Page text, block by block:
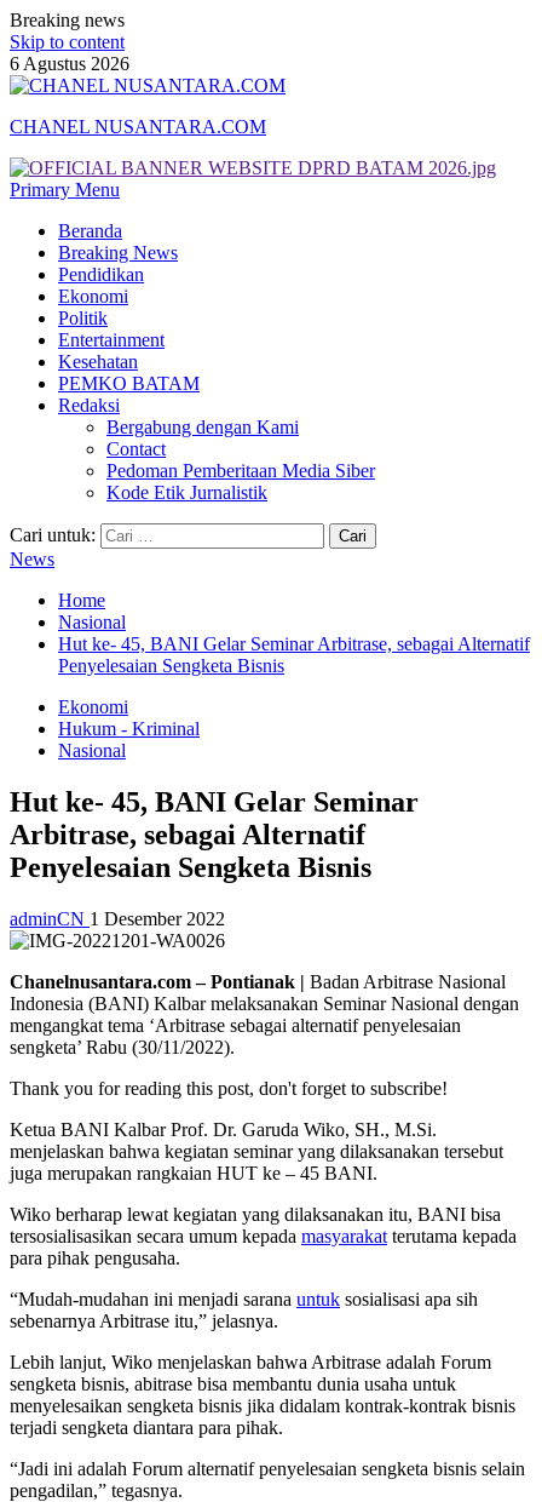
Breaking news
Skip to content
6 Agustus 2026
CHANEL NUSANTARA.COM
Primary Menu
Beranda
Breaking News
Pendidikan
Ekonomi
Politik
Entertainment
Kesehatan
PEMKO BATAM
Redaksi
Bergabung dengan Kami
Contact
Pedoman Pemberitaan Media Siber
Kode Etik Jurnalistik
Cari untuk:
News
Home
Nasional
Hut ke- 45, BANI Gelar Seminar Arbitrase, sebagai Alternatif
Penyelesaian Sengketa Bisnis
Ekonomi
Hukum - Kriminal
Nasional
Hut ke- 45, BANI Gelar Seminar
Arbitrase, sebagai Alternatif
Penyelesaian Sengketa Bisnis
adminCN 1 Desember 2022
Chanelnusantara.com – Pontianak | Badan Arbitrase Nasional
Indonesia (BANI) Kalbar melaksanakan Seminar Nasional dengan
mengangkat tema ‘Arbitrase sebagai alternatif penyelesaian
sengketa’ Rabu (30/11/2022).
Thank you for reading this post, don't forget to subscribe!
Ketua BANI Kalbar Prof. Dr. Garuda Wiko, SH., M.Si.
menjelaskan bahwa kegiatan seminar yang dilaksanakan tersebut
juga merupakan rangkaian HUT ke – 45 BANI.
Wiko berharap lewat kegiatan yang dilaksanakan itu, BANI bisa
tersosialisasikan secara umum kepada masyarakat terutama kepada
para pihak pengusaha.
“Mudah-mudahan ini menjadi sarana untuk sosialisasi apa sih
sebenarnya Arbitrase itu,” jelasnya.
Lebih lanjut, Wiko menjelaskan bahwa Arbitrase adalah Forum
sengketa bisnis, abitrase bisa membantu dunia usaha untuk
menyelesaikan sengketa bisnis jika didalam kontrak-kontrak bisnis
terjadi sengketa diantara para pihak.
“Jadi ini adalah Forum alternatif penyelesaian sengketa bisnis selain
pengadilan,” tegasnya.